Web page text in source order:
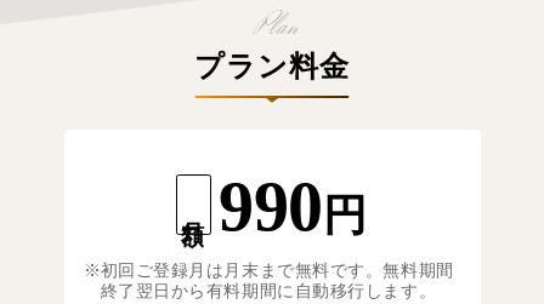
プラン料金
990 円
初回ご登録月は月末まで無料です。無料期間
終了翌日から有料期間に自動移行します。